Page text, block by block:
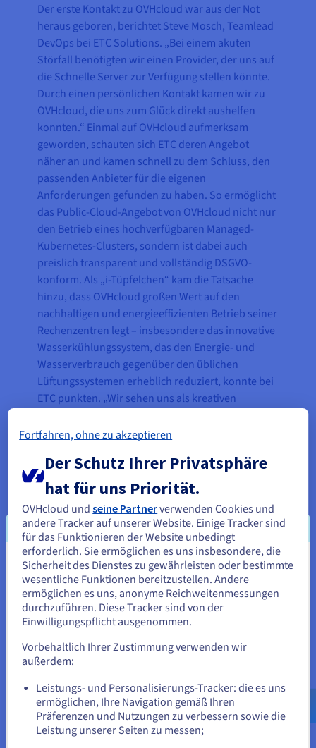
Der erste Kontakt zu OVHcloud war aus der Not
heraus geboren, berichtet Steve Mosch, Teamlead
DevOps bei ETC Solutions. „Bei einem akuten
Störfall benötigten wir einen Provider, der uns auf
die Schnelle Server zur Verfügung stellen könnte.
Durch einen persönlichen Kontakt kamen wir zu
OVHcloud, die uns zum Glück direkt aushelfen
konnten.“ Einmal auf OVHcloud aufmerksam
geworden, schauten sich ETC deren Angebot
näher an und kamen schnell zu dem Schluss, den
passenden Anbieter für die eigenen
Anforderungen gefunden zu haben. So ermöglicht
das Public-Cloud-Angebot von OVHcloud nicht nur
den Betrieb eines hochverfügbaren Managed-
Kubernetes-Clusters, sondern ist dabei auch
preislich transparent und vollständig DSGVO-
konform. Als „i-Tüpfelchen“ kam die Tatsache
hinzu, dass OVHcloud großen Wert auf den
nachhaltigen und energieeffizienten Betrieb seiner
Rechenzentren legt – insbesondere das innovative
Wasserkühlungssystem, das den Energie- und
Wasserverbrauch gegenüber den üblichen
Lüftungssystemen erheblich reduziert, konnte bei
ETC punkten. „Wir sehen uns als kreativen
„Daher suchen wir auch nach Partnern, die zu uns
tut OVHcloud definitiv.“
Aufgrund der hohen Komplexität der IT-
Architektur von ETC kann die Migration zu
OVHcloud nur Schritt für Schritt erfolgen, bietet
dabei aber auch eine gute Gelegenheit,
verschiedenste Systeme zu überarbeiten und zu
modernisieren. ETC begann den Wechsel zu
OVHcloud daher mit einem ganz konkreten
Kundenprojekt: Ein privater Bahnbetreiber, der
bereits Kunde bei ETC war, wollte 56 neue Züge
auf die Schiene bringen und musste diese auch IT-
seitig in sein System einbinden. „Das war für uns
der ideale Anlass, Managed Kubernetes mit
OVHcloud erstmals in der Praxis einzusetzen –
neue Züge in neuer Cloud!“, fasst Steve Mosch das
Projekt zusammen. Das Ergebnis bestärkte ETC in
Sie scheinen sich in Vereinigte
Staaten zu befinden.
Wenn Sie aus Vereinigte Staaten bestellen möchten, müssen Sie
sich auf der entsprechenden Website umsehen und dort einen
Account erstellen.
us.ovhcloud.com/
Englisch USD - $
oder
Fortfahren, ohne zu akzeptieren
Der Schutz Ihrer Privatsphäre
hat für uns Priorität.
OVHcloud undseine Partnerverwenden Cookies und
andere Tracker auf unserer Website. Einige Tracker sind
für das Funktionieren der Website unbedingt
erforderlich. Sie ermöglichen es uns insbesondere, die
Sicherheit des Dienstes zu gewährleisten oder bestimmte
wesentliche Funktionen bereitzustellen. Andere
ermöglichen es uns, anonyme Reichweitenmessungen
durchzuführen. Diese Tracker sind von der
Einwilligungspflicht ausgenommen.
Vorbehaltlich Ihrer Zustimmung verwenden wir
außerdem:
Leistungs- und Personalisierungs-Tracker: die es uns
ermöglichen, Ihre Navigation gemäß Ihren
Präferenzen und Nutzungen zu verbessern sowie die
Leistung unserer Seiten zu messen;